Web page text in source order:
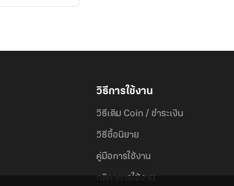
วิธีการใช้งาน
วิธีเติม Coin / ชำระเงิน
วิธีซื้อนิยาย
คู่มือการใช้งาน
กติกาการใช้งาน